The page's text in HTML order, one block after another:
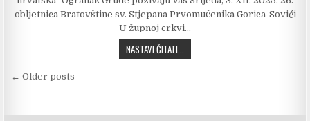
obljetnica Bratovštine sv. Stjepana Prvomučenika Gorica-Sovići
U župnoj crkvi…
NASTAVI ČITATI...
Navigacija objava
← Older posts